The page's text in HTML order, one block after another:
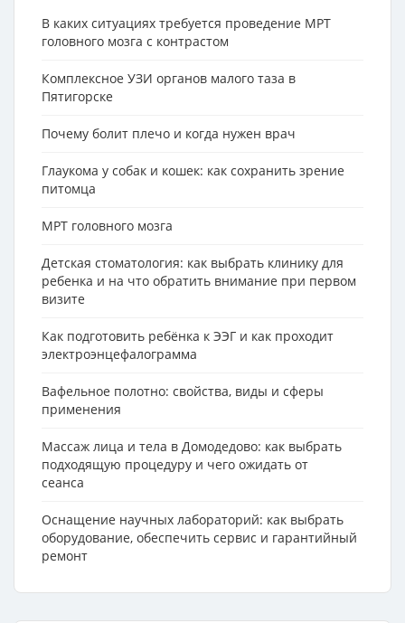
В каких ситуациях требуется проведение МРТ
головного мозга с контрастом
Комплексное УЗИ органов малого таза в
Пятигорске
Почему болит плечо и когда нужен врач
Глаукома у собак и кошек: как сохранить зрение
питомца
МРТ головного мозга
Детская стоматология: как выбрать клинику для
ребенка и на что обратить внимание при первом
визите
Как подготовить ребёнка к ЭЭГ и как проходит
электроэнцефалограмма
Вафельное полотно: свойства, виды и сферы
применения
Массаж лица и тела в Домодедово: как выбрать
подходящую процедуру и чего ожидать от
сеанса
Оснащение научных лабораторий: как выбрать
оборудование, обеспечить сервис и гарантийный
ремонт